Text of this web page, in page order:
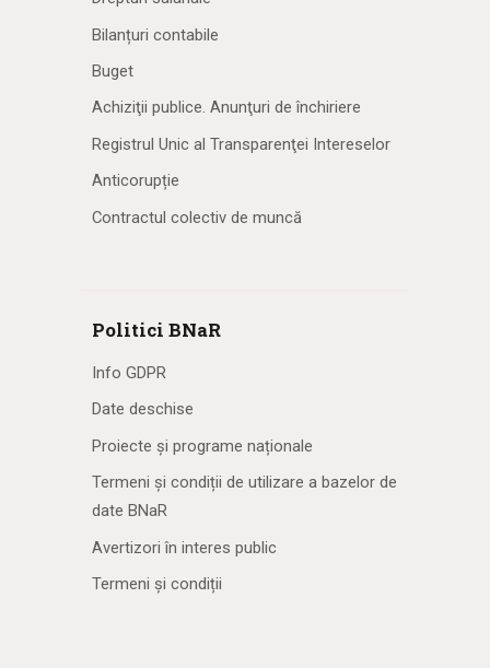
Bilanțuri contabile
Buget
Achiziţii publice. Anunţuri de închiriere
Registrul Unic al Transparenţei Intereselor
Anticorupție
Contractul colectiv de muncă
Politici BNaR
Info GDPR
Date deschise
Proiecte și programe naționale
Termeni și condiții de utilizare a bazelor de
date BNaR
Avertizori în interes public
Termeni și condiții